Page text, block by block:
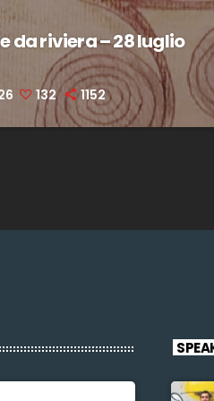
da riviera – 28 luglio
132 1152